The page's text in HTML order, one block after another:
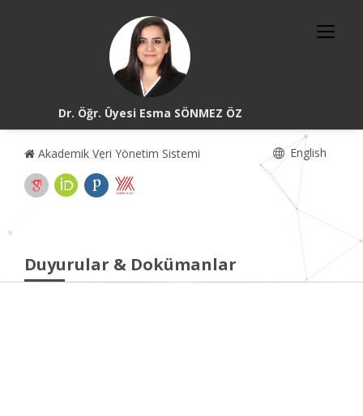
Dr. Öğr. Üyesi Esma SÖNMEZ ÖZ
Akademik Veri Yönetim Sistemi English
Duyurular & Dokümanlar